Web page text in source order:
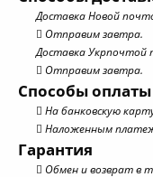
Доставка Новой
Отправим завтра.
Доставка Укрпочтой
Отправим завтра.
Способы оплаты
На банковскую
Наложенным
Гарантия
Обмен и возврат в